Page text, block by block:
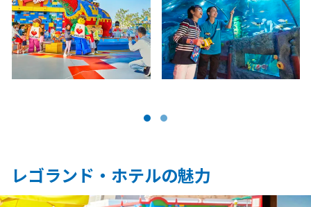
レゴランド・ホテルの魅力